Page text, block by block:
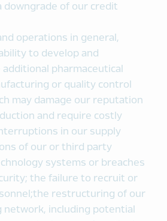
downgrade of our credit
operations in general,
to develop and
pharmaceutical
or quality control
may damage our reputation
and require costly
in our supply
of our or third party
systems or breaches
the failure to recruit or
restructuring of our
network, including potential